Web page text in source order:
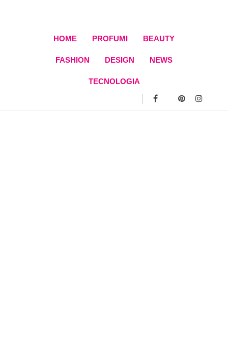
HOME PROFUMI BEAUTY
FASHION DESIGN NEWS
TECNOLOGIA